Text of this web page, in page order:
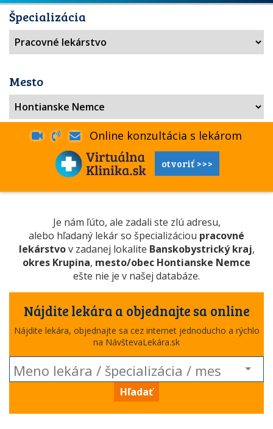
Špecializácia
Mesto
Online konzultácia s lekárom
otvoriť >>>
Je nám ľúto, ale zadali ste zlú adresu,
alebo hľadaný lekár so špecializáciou pracovné
lekárstvov zadanej lokalite Banskobystrický kraj,
okres Krupina, mesto/obec Hontianske Nemce
ešte nie je v našej databáze.
Nájdite lekára a objednajte sa online
Nájdite lekára, objednajte sa cez internet jednoducho a rýchlo
na NávštevaLekára.sk
Hľadať